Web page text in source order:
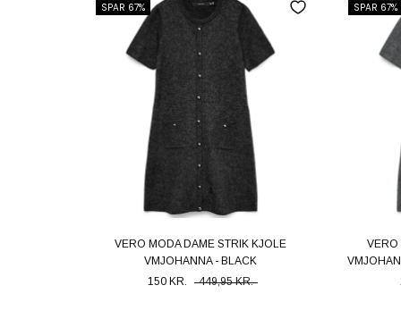
SPAR 67%
VERO MODA DAME STRIK KJOLE
VMJOHANNA - BLACK
150 KR.
449,95 KR.
SPAR 67%
VERO